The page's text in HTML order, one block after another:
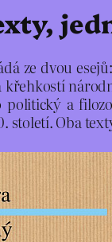
ze dvou esejů:
křehkostí
politický a
století. Oba